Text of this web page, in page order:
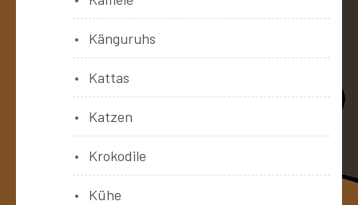
Känguruhs
Kattas
Katzen
Krokodile
Kühe